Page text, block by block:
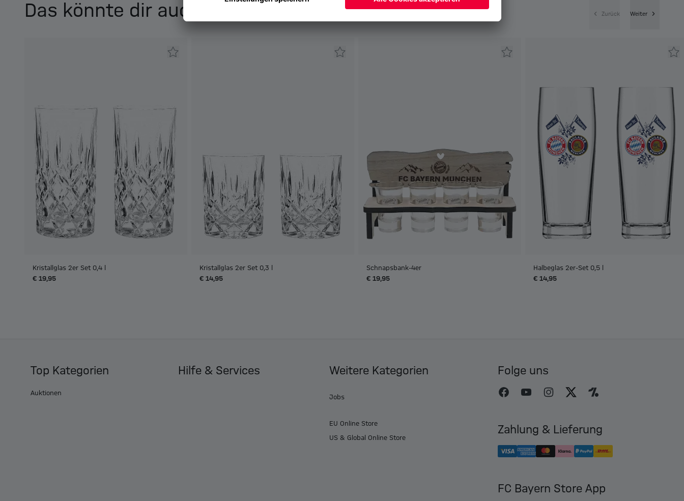
Das könnte dir auch gefallen Zurück Weiter
Kristallglas 2er Set 0,4 l
€ 19,95
Kristallglas 2er Set 0,3 l
€ 14,95
Schnapsbank-4er
€ 19,95
Halbeglas 2er-Set 0,5 l
€ 14,95
Top Kategorien
Auktionen
Hilfe & Services Weitere Kategorien
Jobs
EU Online Store
US & Global Online Store
Folge uns
Zahlung & Lieferung
FC Bayern Store App